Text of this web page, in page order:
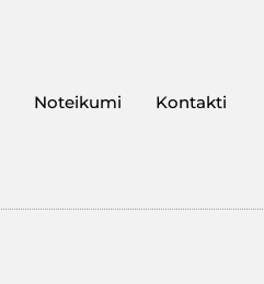
Noteikumi Kontakti